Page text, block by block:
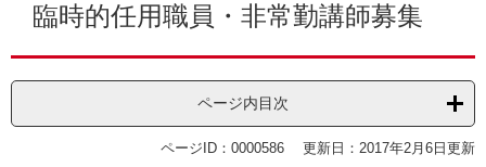
臨時的任用職員・非常勤講師募集
ページ内目次
ページID：0000586 更新日：2017年2月6日更新